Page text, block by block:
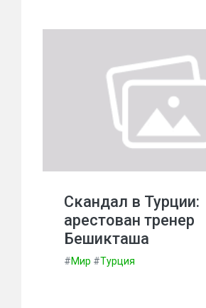
Скандал в Турции:
арестован тренер
Бешикташа
#Мир #Турция